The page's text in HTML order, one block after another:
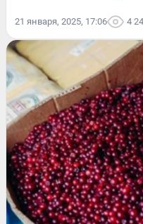
21 января, 2025, 17:06 4